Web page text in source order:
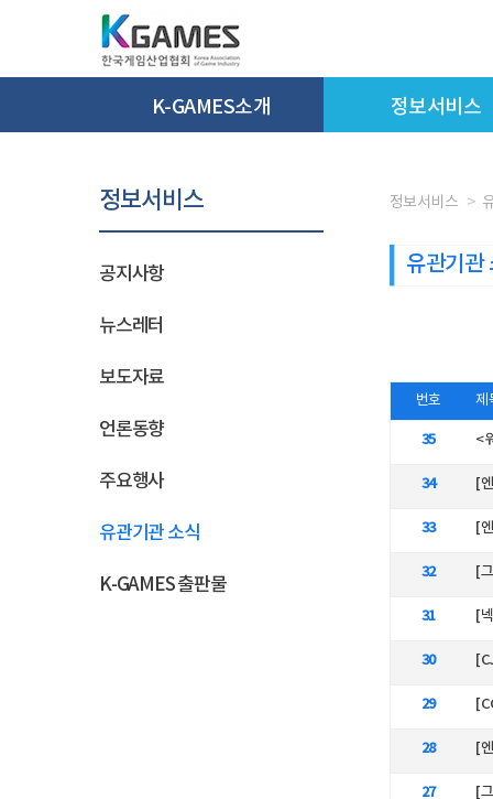
K-GAMES소개 정보서비스
정보서비스
공지사항
뉴스레터
보도자료
언론동향
주요행사
유관기관 소식
K-GAMES 출판물
정보서비스
유관기관
번호 제
35 <
34 [
33 [
32 [
31
30
29
28 [
27 [